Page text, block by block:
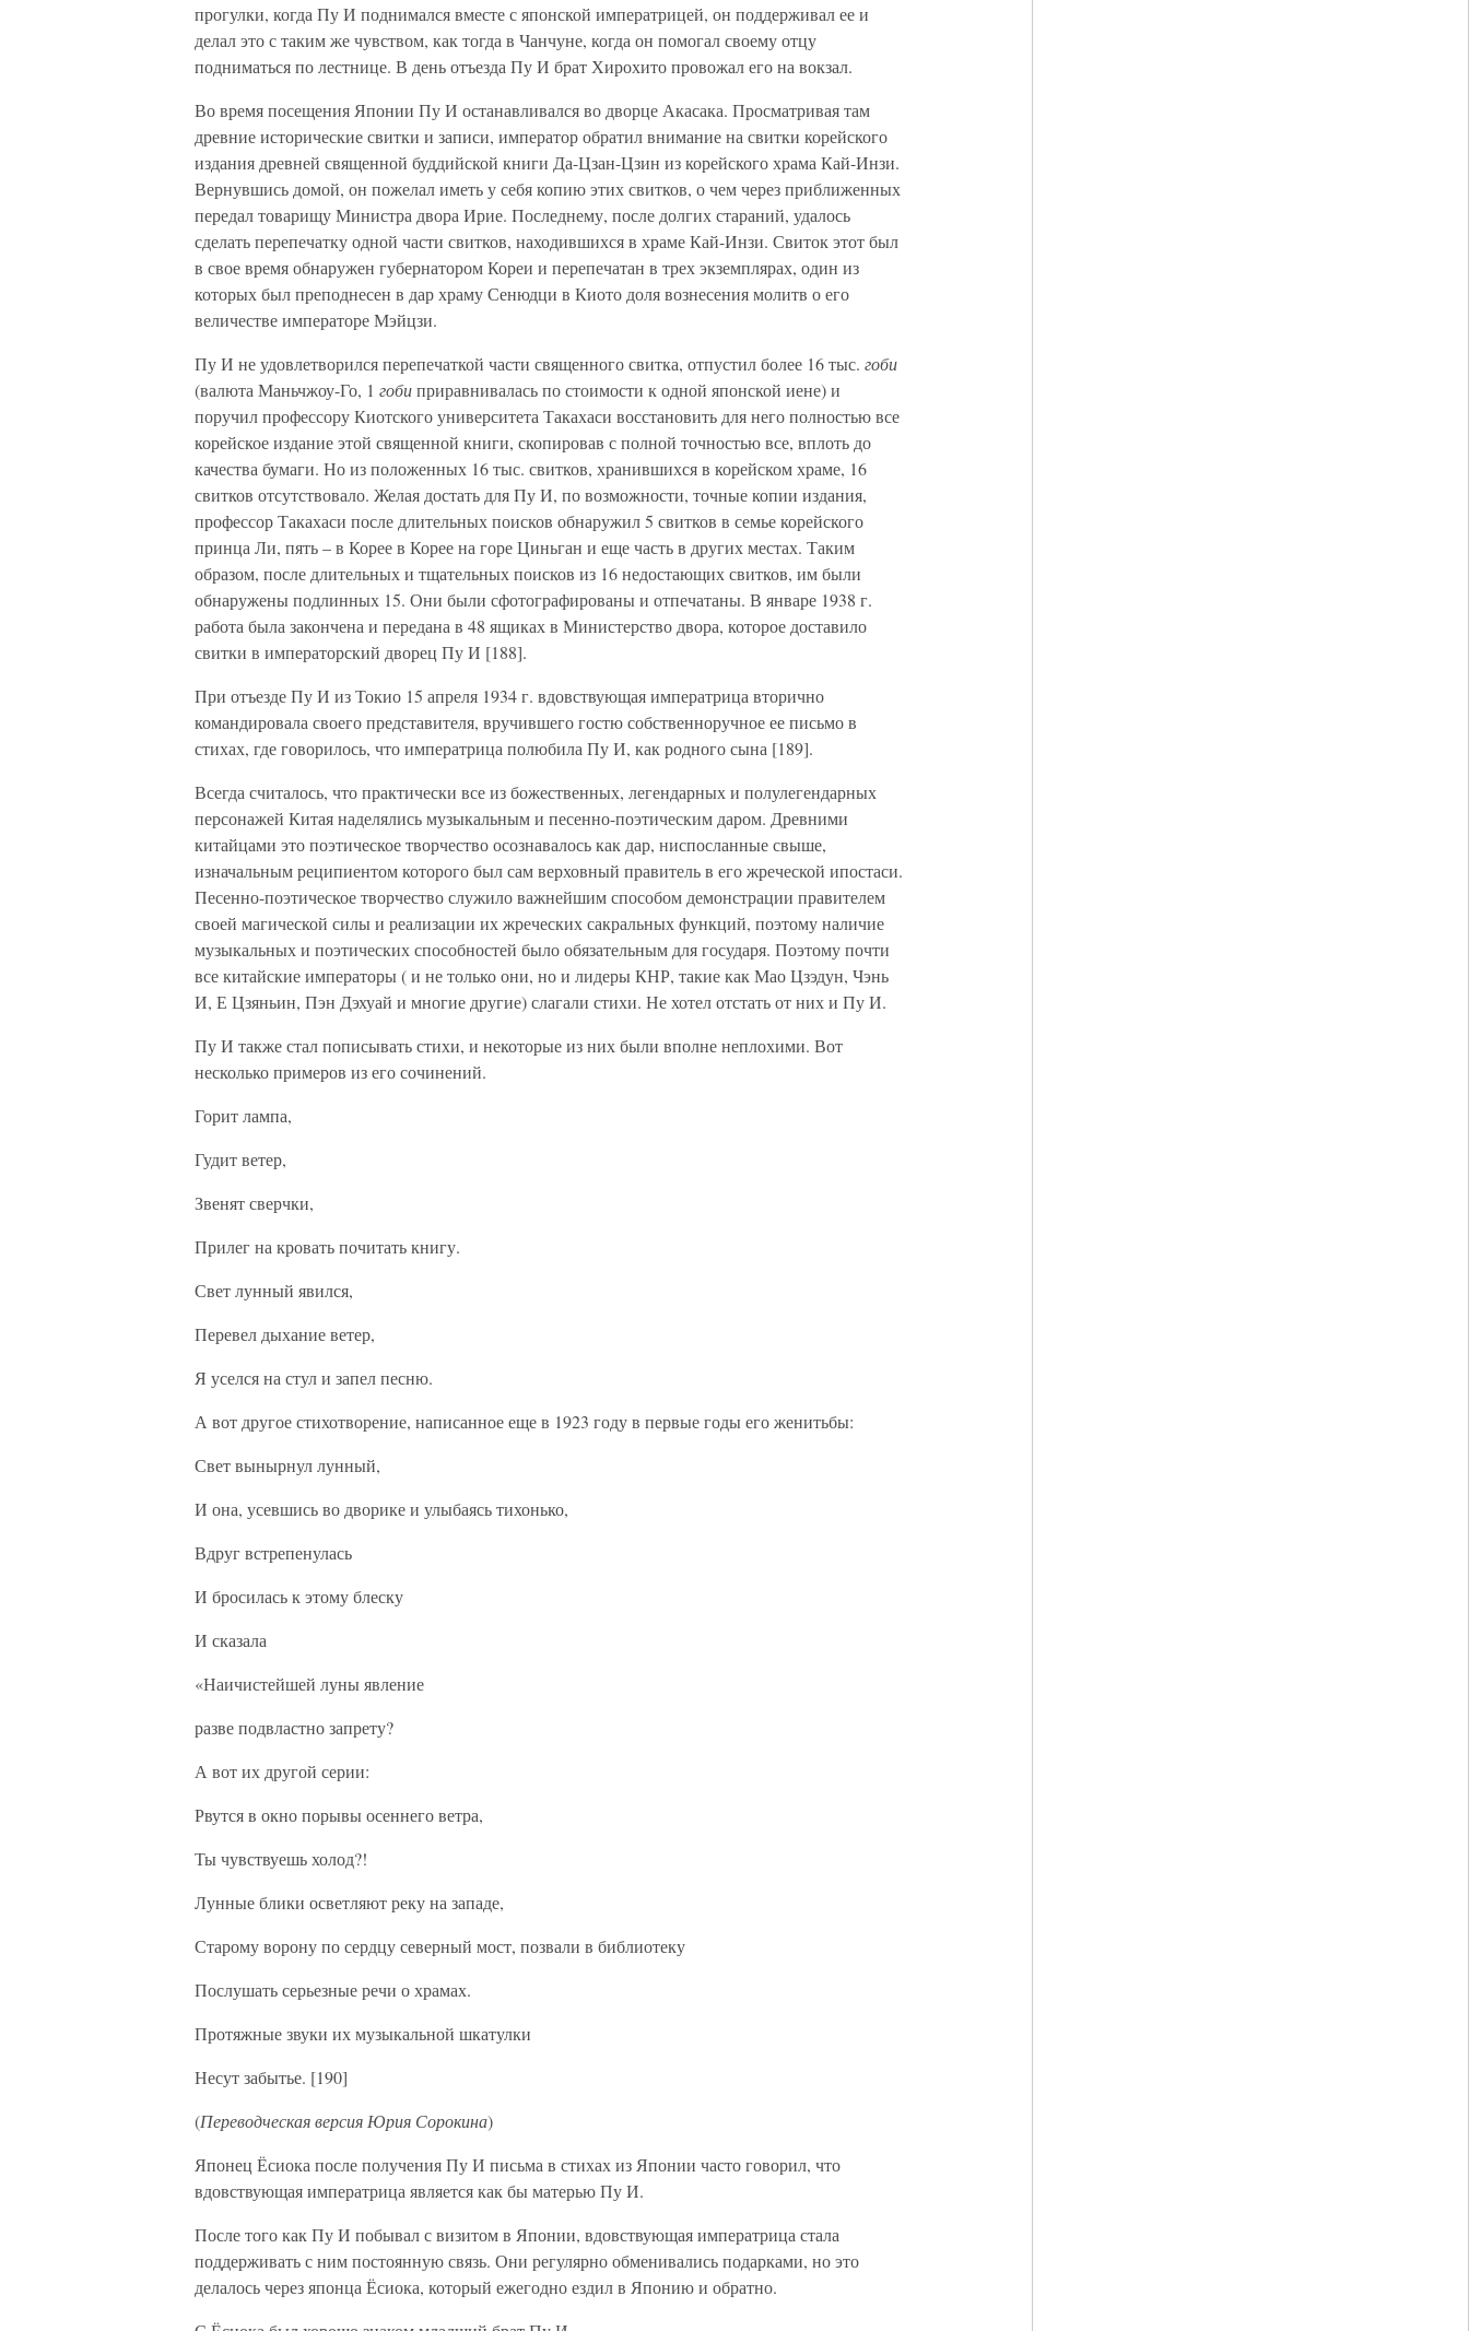
прогулки, когда Пу И поднимался вместе с японской императрицей, он поддерживал ее и
делал это с таким же чувством, как тогда в Чанчуне, когда он помогал своему отцу
подниматься по лестнице. В день отъезда Пу И брат Хирохито провожал его на вокзал.
Во время посещения Японии Пу И останавливался во дворце Акасака. Просматривая там
древние исторические свитки и записи, император обратил внимание на свитки корейского
издания древней священной буддийской книги Да-Цзан-Цзин из корейского храма Кай-Инзи.
Вернувшись домой, он пожелал иметь у себя копию этих свитков, о чем через приближенных
передал товарищу Министра двора Ирие. Последнему, после долгих стараний, удалось
сделать перепечатку одной части свитков, находившихся в храме Кай-Инзи. Свиток этот был
в свое время обнаружен губернатором Кореи и перепечатан в трех экземплярах, один из
которых был преподнесен в дар храму Сенюдци в Киото доля вознесения молитв о его
величестве императоре Мэйцзи.
Пу И не удовлетворился перепечаткой части священного свитка, отпустил более 16 тыс. гоби
(валюта Маньчжоу-Го, 1 гобиприравнивалась по стоимости к одной японской иене) и
поручил профессору Киотского университета Такахаси восстановить для него полностью все
корейское издание этой священной книги, скопировав с полной точностью все, вплоть до
качества бумаги. Но из положенных 16 тыс. свитков, хранившихся в корейском храме, 16
свитков отсутствовало. Желая достать для Пу И, по возможности, точные копии издания,
профессор Такахаси после длительных поисков обнаружил 5 свитков в семье корейского
принца Ли, пять – в Корее в Корее на горе Циньган и еще часть в других местах. Таким
образом, после длительных и тщательных поисков из 16 недостающих свитков, им были
обнаружены подлинных 15. Они были сфотографированы и отпечатаны. В январе 1938 г.
работа была закончена и передана в 48 ящиках в Министерство двора, которое доставило
свитки в императорский дворец Пу И [188].
При отъезде Пу И из Токио 15 апреля 1934 г. вдовствующая императрица вторично
командировала своего представителя, вручившего гостю собственноручное ее письмо в
стихах, где говорилось, что императрица полюбила Пу И, как родного сына [189].
Всегда считалось, что практически все из божественных, легендарных и полулегендарных
персонажей Китая наделялись музыкальным и песенно-поэтическим даром. Древними
китайцами это поэтическое творчество осознавалось как дар, ниспосланные свыше,
изначальным реципиентом которого был сам верховный правитель в его жреческой ипостаси.
Песенно-поэтическое творчество служило важнейшим способом демонстрации правителем
своей магической силы и реализации их жреческих сакральных функций, поэтому наличие
музыкальных и поэтических способностей было обязательным для государя. Поэтому почти
все китайские императоры ( и не только они, но и лидеры КНР, такие как Мао Цзэдун, Чэнь
И, Е Цзяньин, Пэн Дэхуай и многие другие) слагали стихи. Не хотел отстать от них и Пу И.
Пу И также стал пописывать стихи, и некоторые из них были вполне неплохими. Вот
несколько примеров из его сочинений.
Горит лампа,
Гудит ветер,
Звенят сверчки,
Прилег на кровать почитать книгу.
Свет лунный явился,
Перевел дыхание ветер,
Я уселся на стул и запел песню.
А вот другое стихотворение, написанное еще в 1923 году в первые годы его женитьбы:
Свет вынырнул лунный,
И она, усевшись во дворике и улыбаясь тихонько,
Вдруг встрепенулась
И бросилась к этому блеску
И сказала
«Наичистейшей луны явление
разве подвластно запрету?
А вот их другой серии:
Рвутся в окно порывы осеннего ветра,
Ты чувствуешь холод?!
Лунные блики осветляют реку на западе,
Старому ворону по сердцу северный мост, позвали в библиотеку
Послушать серьезные речи о храмах.
Протяжные звуки их музыкальной шкатулки
Несут забытье. [190]
(Переводческая версия Юрия Сорокина)
Японец Ёсиока после получения Пу И письма в стихах из Японии часто говорил, что
вдовствующая императрица является как бы матерью Пу И.
После того как Пу И побывал с визитом в Японии, вдовствующая императрица стала
поддерживать с ним постоянную связь. Они регулярно обменивались подарками, но это
делалось через японца Ёсиока, который ежегодно ездил в Японию и обратно.